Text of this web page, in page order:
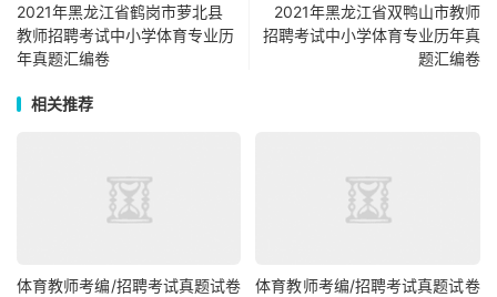
2021年黑龙江省鹤岗市萝北县
教师招聘考试中小学体育专业历
年真题汇编卷
2021年黑龙江省双鸭山市教师
招聘考试中小学体育专业历年真
题汇编卷
相关推荐
体育教师考编/招聘考试真题试卷
体育教师考编/招聘考试真题试卷